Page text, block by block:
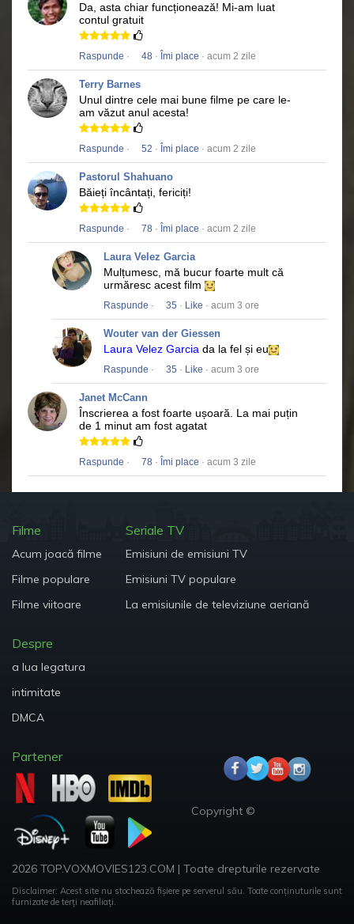
Da, asta chiar funcționează! Mi-am luat
contul gratuit
Raspunde · 48 · Îmi place · acum 2 zile
Terry Barnes
Unul dintre cele mai bune filme pe care le-
am văzut anul acesta!
Raspunde · 52 · Îmi place · acum 2 zile
Pastorul Shahuano
Băieți încântați, fericiți!
Raspunde · 78 · Îmi place · acum 2 zile
Laura Velez Garcia
Mulțumesc, mă bucur foarte mult că
urmăresc acest film
Raspunde · 35 · Like · acum 3 ore
Wouter van der Giessen
Laura Velez Garcia da la fel și eu
Raspunde · 35 · Like · acum 3 ore
Janet McCann
Înscrierea a fost foarte ușoară. La mai puțin
de 1 minut am fost agatat
Raspunde · 78 · Îmi place · acum 3 zile
Filme
Acum joacă filme
Filme populare
Filme viitoare
Seriale TV
Emisiuni de emisiuni TV
Emisiuni TV populare
La emisiunile de televiziune aeriană
Despre
a lua legatura
intimitate
DMCA
Partener
Copyright ©
2026 TOP.VOXMOVIES123.COM | Toate drepturile rezervate
Disclaimer: Acest site nu stochează fișiere pe serverul său. Toate conținuturile sunt
furnizate de terți neafiliați.